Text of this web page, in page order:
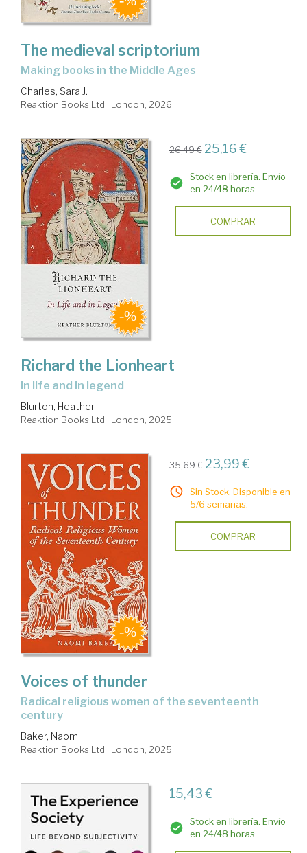
The medieval scriptorium
making books in the Middle Ages
Charles, Sara J.
Reaktion Books Ltd.. London, 2026
26,49 € 25,16 €
Stock en librería. Envío
en 24/48 horas
COMPRAR
Richard the Lionheart
in life and in legend
Blurton, Heather
Reaktion Books Ltd.. London, 2025
35,69 € 23,99 €
Sin Stock. Disponible en
5/6 semanas.
COMPRAR
Voices of thunder
radical religious women of the seventeenth
century
Baker, Naomi
Reaktion Books Ltd.. London, 2025
15,43 €
Stock en librería. Envío
en 24/48 horas